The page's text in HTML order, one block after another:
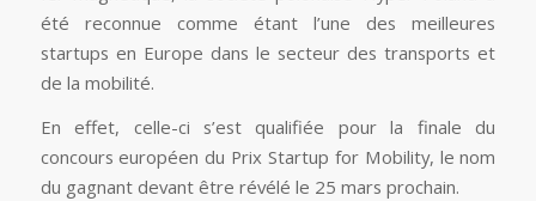
été reconnue comme étant l’une des meilleures
startups en Europe dans le secteur des transports et
de la mobilité.
En effet, celle-ci s’est qualifiée pour la finale du
concours européen du Prix Startup for Mobility, le nom
du gagnant devant être révélé le 25 mars prochain.